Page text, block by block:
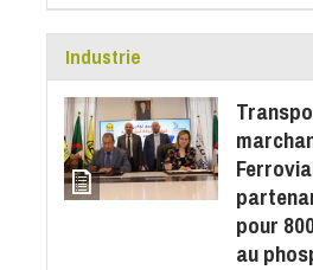
Industrie
pour
au